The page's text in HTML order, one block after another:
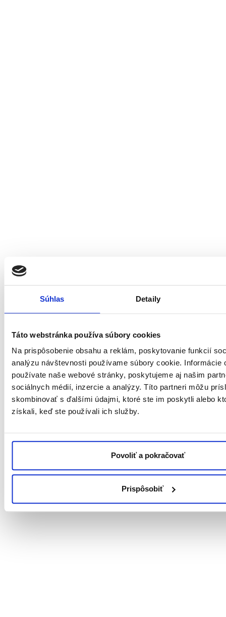
Súhlas Detaily
Táto webstránka používa súbory cookies
Na prispôsobenie obsahu a reklám, poskytovanie funkcií
analýzu návštevnosti používame súbory cookie. Informácie
používate naše webové stránky, poskytujeme aj našim
sociálnych médií, inzercie a analýzy. Títo partneri môžu
skombinovať s ďalšími údajmi, ktoré ste im poskytli alebo
získali, keď ste používali ich služby.
Povoliť a pokračovať
Prispôsobiť